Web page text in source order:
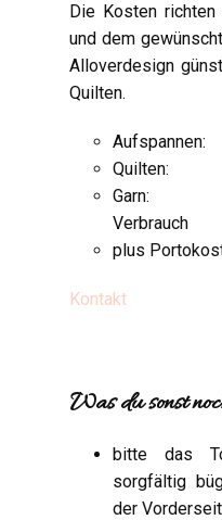
Die Kosten
und dem
Alloverdesign
Quilten.
Quilten:
Garn:
Verbrauch
plus
Kontakt
Was du sonst
bitte das
sorgfältig
der